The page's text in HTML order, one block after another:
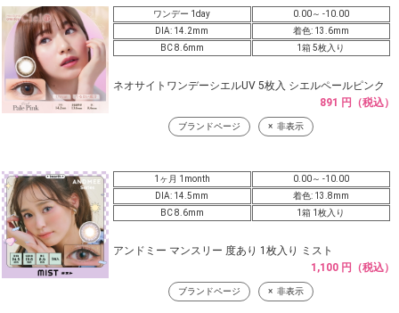
ワンデー 1day
0.00～ -10.00
DIA: 14.2mm
着色: 13.6mm
BC 8.6mm
1箱 5枚入り
ネオサイトワンデーシエルUV 5枚入 シエルペールピンク
891 円（税込）
ブランドページ 非表示
1ヶ月 1month
0.00～ -10.00
DIA: 14.5mm
着色: 13.8mm
BC 8.6mm
1箱 1枚入り
アンドミー マンスリー 度あり 1枚入り ミスト
1,100 円（税込）
ブランドページ 非表示